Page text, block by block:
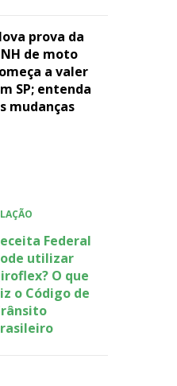
prova da
de moto
a valer
SP; entenda
mudanças
Federal
utilizar
O que
o Código de